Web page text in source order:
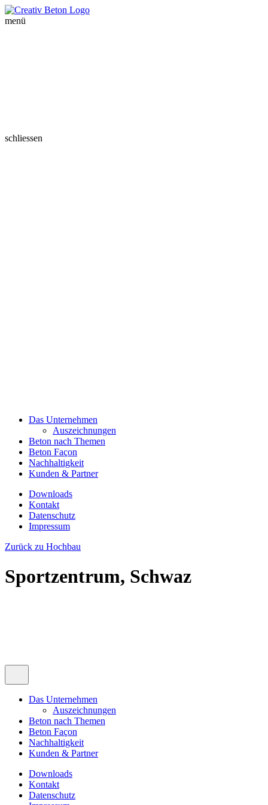
menü
schliessen
Das Unternehmen
Auszeichnungen
Beton nach Themen
Beton Façon
Nachhaltigkeit
Kunden & Partner
Downloads
Kontakt
Datenschutz
Impressum
Zurück zu Hochbau
Sportzentrum, Schwaz
Das Unternehmen
Auszeichnungen
Beton nach Themen
Beton Façon
Nachhaltigkeit
Kunden & Partner
Downloads
Kontakt
Datenschutz